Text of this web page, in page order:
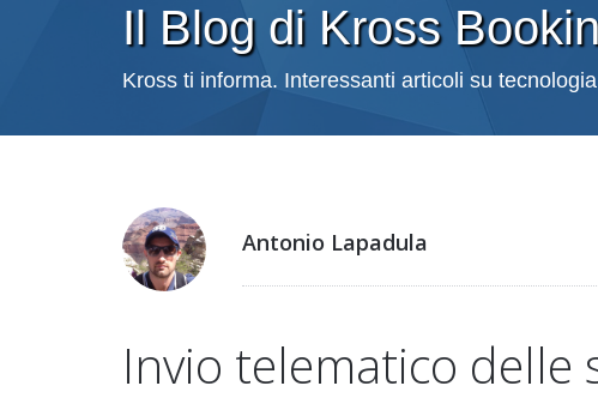
Il Blog di Kross
Kross ti informa. Interessanti articoli su
Antonio Lapadula
Invio telematico delle